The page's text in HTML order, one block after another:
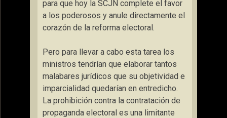
para que hoy la SCJN complete el favor
a los poderosos y anule directamente el
corazón de la reforma electoral.
Pero para llevar a cabo esta tarea los
ministros tendrían que elaborar tantos
malabares jurídicos que su objetividad e
imparcialidad quedarían en entredicho.
La prohibición contra la contratación de
propaganda electoral es una limitante